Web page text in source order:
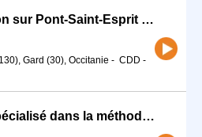
Entraineur de natation sur Pont-Saint-Esprit (30) (H/F)
Gard (30), Occitanie - CDD -
Éducateur sportif, spécialisé dans la méthode pilates (H/F)